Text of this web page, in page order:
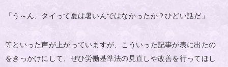
「う～ん、タイって夏は暑いんではなかったか？ひどい話だ」
等といった声が上がっていますが、こういった記事が表に出たの
をきっかけにして、ぜひ労働基準法の見直しや改善を行ってほし